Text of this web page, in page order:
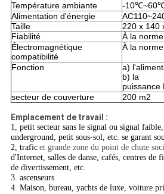
Température ambiante
-
Alimentation d'énergie
Taille
220 x 140
Fiabilité
À la
Électromagnétique
compatibilité
À la
Fonction
a)
b) la
puissance
secteur de couverture
200 m2
Emplacement de travail :
1, petit secteur sans le signal ou signal
underground, petit sous-sol, etc. se garant
2, trafic et grande zone du point de chute
d'Internet, salles de danse, cafés, centres de
de divertissement, etc.
3. ascenseurs
4. Maison, bureau, yachts de luxe, voiture